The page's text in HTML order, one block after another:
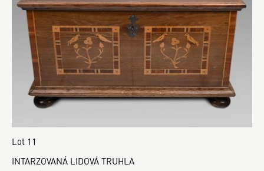
Lot 11
INTARZOVANÁ LIDOVÁ TRUHLA